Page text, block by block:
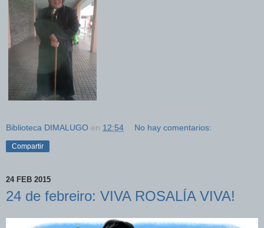
Biblioteca DIMALUGO en 12:54 No hay comentarios:
Compartir
24 FEB 2015
24 de febreiro: VIVA ROSALÍA VIVA!